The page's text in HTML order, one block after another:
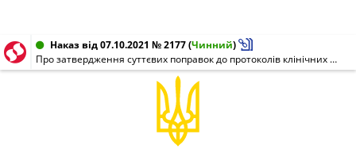
Наказ від 07.10.2021 № 2177(Чинний)
Про затвердження суттєвих поправок до протоколів клінічних випробувань та внесення зміни до додатка N 38 до наказу Міністерства охорони здоров'я України від 13 серпня 2021 року N 1735